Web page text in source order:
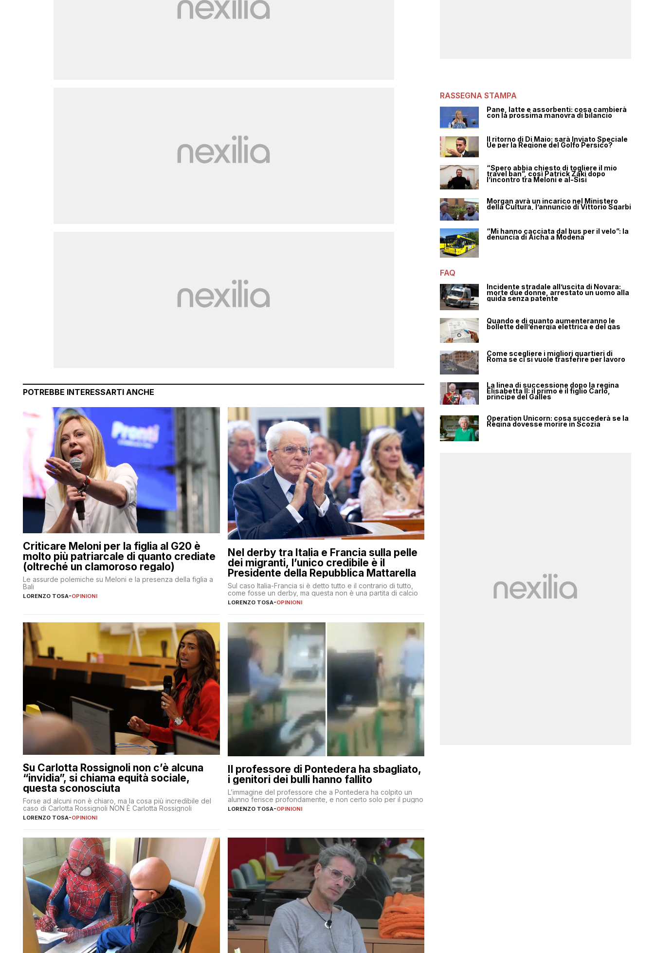
POTREBBE INTERESSARTI ANCHE
Criticare Meloni per la figlia al G20 è
molto più patriarcale di quanto crediate
(oltreché un clamoroso regalo)
Le assurde polemiche su Meloni e la presenza della figlia a
Bali
LORENZO TOSA-OPINIONI
Nel derby tra Italia e Francia sulla pelle
dei migranti, l’unico credibile è il
Presidente della Repubblica Mattarella
Sul caso Italia-Francia si è detto tutto e il contrario di tutto,
come fosse un derby, ma questa non è una partita di calcio
LORENZO TOSA-OPINIONI
Su Carlotta Rossignoli non c’è alcuna
“invidia”, si chiama equità sociale,
questa sconosciuta
Forse ad alcuni non è chiaro, ma la cosa più incredibile del
caso di Carlotta Rossignoli NON È Carlotta Rossignoli
LORENZO TOSA-OPINIONI
Il professore di Pontedera ha sbagliato,
i genitori dei bulli hanno fallito
L’immagine del professore che a Pontedera ha colpito un
alunno ferisce profondamente, e non certo solo per il pugno
LORENZO TOSA-OPINIONI
RASSEGNA STAMPA
Pane, latte e assorbenti: cosa cambierà
con la prossima manovra di bilancio
Il ritorno di Di Maio: sarà Inviato Speciale
Ue per la Regione del Golfo Persico?
“Spero abbia chiesto di togliere il mio
travel ban”, così Patrick Zaki dopo
l’incontro tra Meloni e al-Sisi
Morgan avrà un incarico nel Ministero
della Cultura, l’annuncio di Vittorio Sgarbi
“Mi hanno cacciata dal bus per il velo”: la
denuncia di Aicha a Modena
FAQ
Incidente stradale all’uscita di Novara:
morte due donne, arrestato un uomo alla
guida senza patente
Quando e di quanto aumenteranno le
bollette dell’energia elettrica e del gas
Come scegliere i migliori quartieri di
Roma se ci si vuole trasferire per lavoro
La linea di successione dopo la regina
Elisabetta II: il primo è il figlio Carlo,
principe del Galles
Operation Unicorn: cosa succederà se la
Regina dovesse morire in Scozia